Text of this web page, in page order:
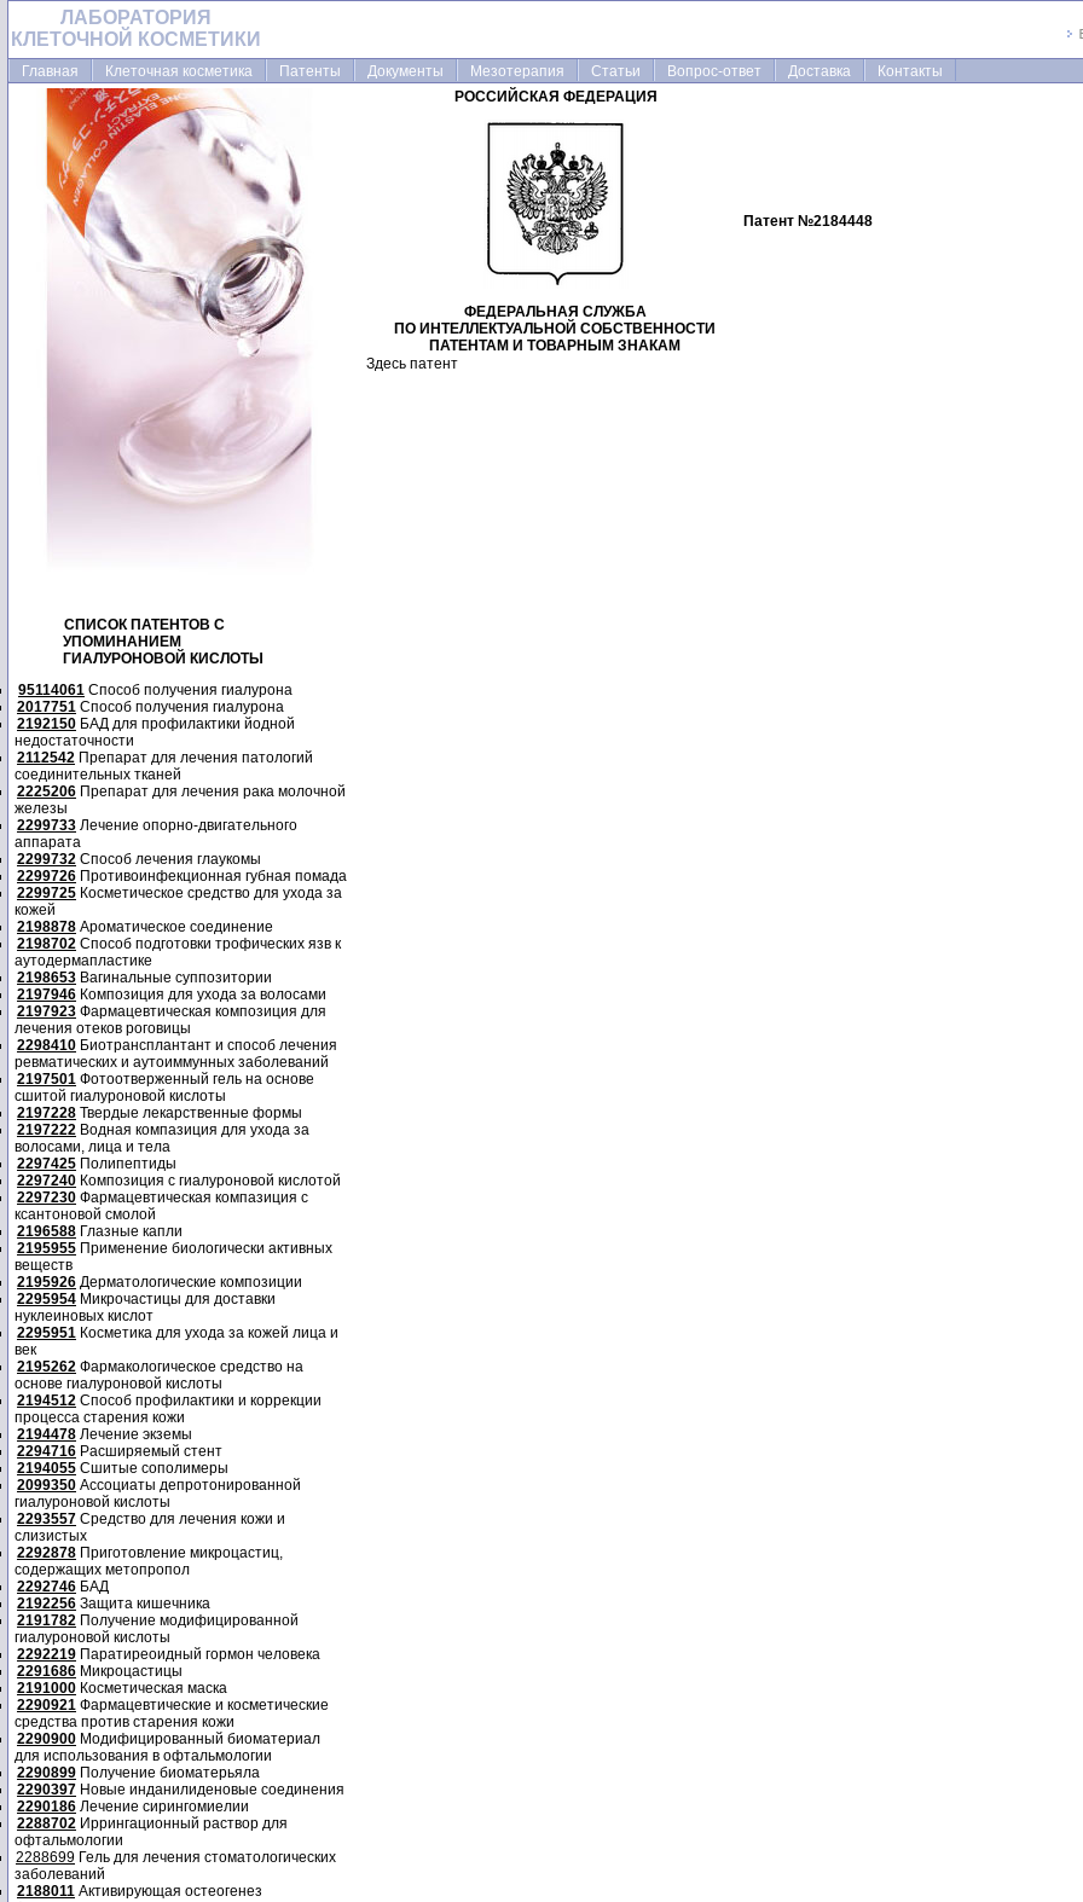
ЛАБОРАТОРИЯ
КЛЕТОЧНОЙ КОСМЕТИКИ
Главная Клеточная косметика Патенты Документы Мезотерапия Статьи Вопрос-ответ Доставка Контакты
СПИСОК ПАТЕНТОВ С
УПОМИНАНИЕМ
ГИАЛУРОНОВОЙ КИСЛОТЫ
95114061 Способ получения гиалурона
2017751 Способ получения гиалурона
2192150 БАД для профилактики йодной
недостаточности
2112542 Препарат для лечения патологий
соединительных тканей
2225206 Препарат для лечения рака молочной
железы
2299733 Лечение опорно-двигательного
аппарата
2299732 Способ лечения глаукомы
2299726 Противоинфекционная губная помада
2299725 Косметическое средство для ухода за
кожей
2198878 Ароматическое соединение
2198702 Способ подготовки трофических язв к
аутодермапластике
2198653 Вагинальные суппозитории
2197946 Композиция для ухода за волосами
2197923 Фармацевтическая композиция для
лечения отеков роговицы
2298410 Биотрансплантант и способ лечения
ревматических и аутоиммунных заболеваний
2197501 Фотоотверженный гель на основе
сшитой гиалуроновой кислоты
2197228 Твердые лекарственные формы
2197222 Водная компазиция для ухода за
волосами, лица и тела
2297425 Полипептиды
2297240 Композиция с гиалуроновой кислотой
2297230 Фармацевтическая компазиция с
ксантоновой смолой
2196588 Глазные капли
2195955 Применение биологически активных
веществ
2195926 Дерматологические композиции
2295954 Микрочастицы для доставки
нуклеиновых кислот
2295951 Косметика для ухода за кожей лица и
век
2195262 Фармакологическое средство на
основе гиалуроновой кислоты
2194512 Способ профилактики и коррекции
процесса старения кожи
2194478 Лечение экземы
2294716 Расширяемый стент
2194055 Сшитые сополимеры
2099350 Ассоциаты депротонированной
гиалуроновой кислоты
2293557 Средство для лечения кожи и
слизистых
2292878 Приготовление микроцастиц,
содержащих метопропол
2292746 БАД
2192256 Защита кишечника
2191782 Получение модифицированной
гиалуроновой кислоты
2292219 Паратиреоидный гормон человека
2291686 Микроцастицы
2191000 Косметическая маска
2290921 Фармацевтические и косметические
средства против старения кожи
2290900 Модифицированный биоматериал
для использования в офтальмологии
2290899 Получение биоматерьяла
2290397 Новые инданилиденовые соединения
2290186 Лечение сирингомиелии
2288702 Иррингационный раствор для
офтальмологии
2288699 Гель для лечения стоматологических
заболеваний
2188011 Активирующая остеогенез
РОССИЙСКАЯ ФЕДЕРАЦИЯ
ФЕДЕРАЛЬНАЯ СЛУЖБА
ПО ИНТЕЛЛЕКТУАЛЬНОЙ СОБСТВЕННОСТИ
ПАТЕНТАМ И ТОВАРНЫМ ЗНАКАМ
Патент №2184448
Здесь патент